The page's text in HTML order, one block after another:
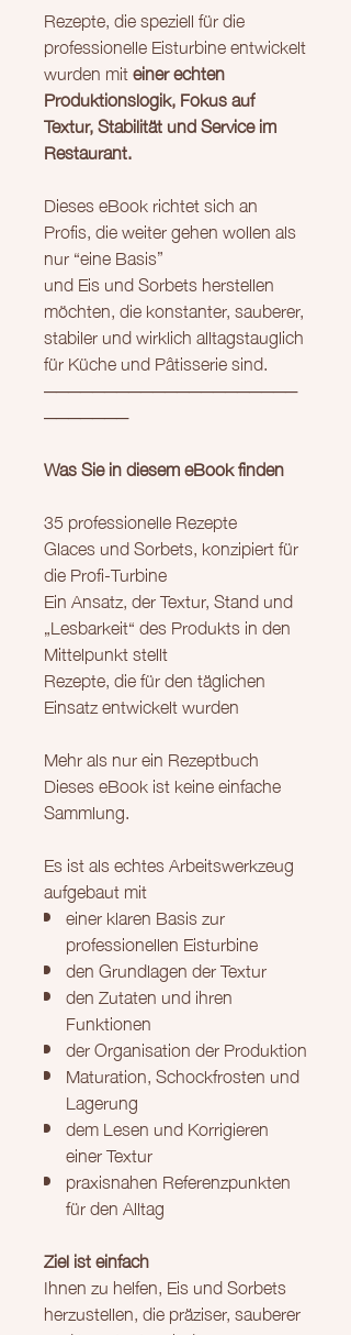
Rezepte, die speziell für die
professionelle Eisturbine entwickelt
wurden miteiner echten
Produktionslogik, Fokus auf
Textur, Stabilität und Service im
Restaurant.
Dieses eBook richtet sich an
Profis, die weiter gehen wollen als
nur “eine Basis”
und Eis und Sorbets herstellen
möchten, die konstanter, sauberer,
stabiler und wirklich alltagstauglich
für Küche und Pâtisserie sind.
─────────────────────
───────
Was Sie in diesem eBook finden
35 professionelle Rezepte
Glaces und Sorbets, konzipiert für
die Profi-Turbine
Ein Ansatz, der Textur, Stand und
„Lesbarkeit“ des Produkts in den
Mittelpunkt stellt
Rezepte, die für den täglichen
Einsatz entwickelt wurden
Mehr als nur ein Rezeptbuch
Dieses eBook ist keine einfache
Sammlung.
Es ist als echtes Arbeitswerkzeug
aufgebaut mit
einer klaren Basis zur
professionellen Eisturbine
den Grundlagen der Textur
den Zutaten und ihren
Funktionen
der Organisation der Produktion
Maturation, Schockfrosten und
Lagerung
dem Lesen und Korrigieren
einer Textur
praxisnahen Referenzpunkten
für den Alltag
Ziel ist einfach
Ihnen zu helfen, Eis und Sorbets
herzustellen, die präziser, sauberer